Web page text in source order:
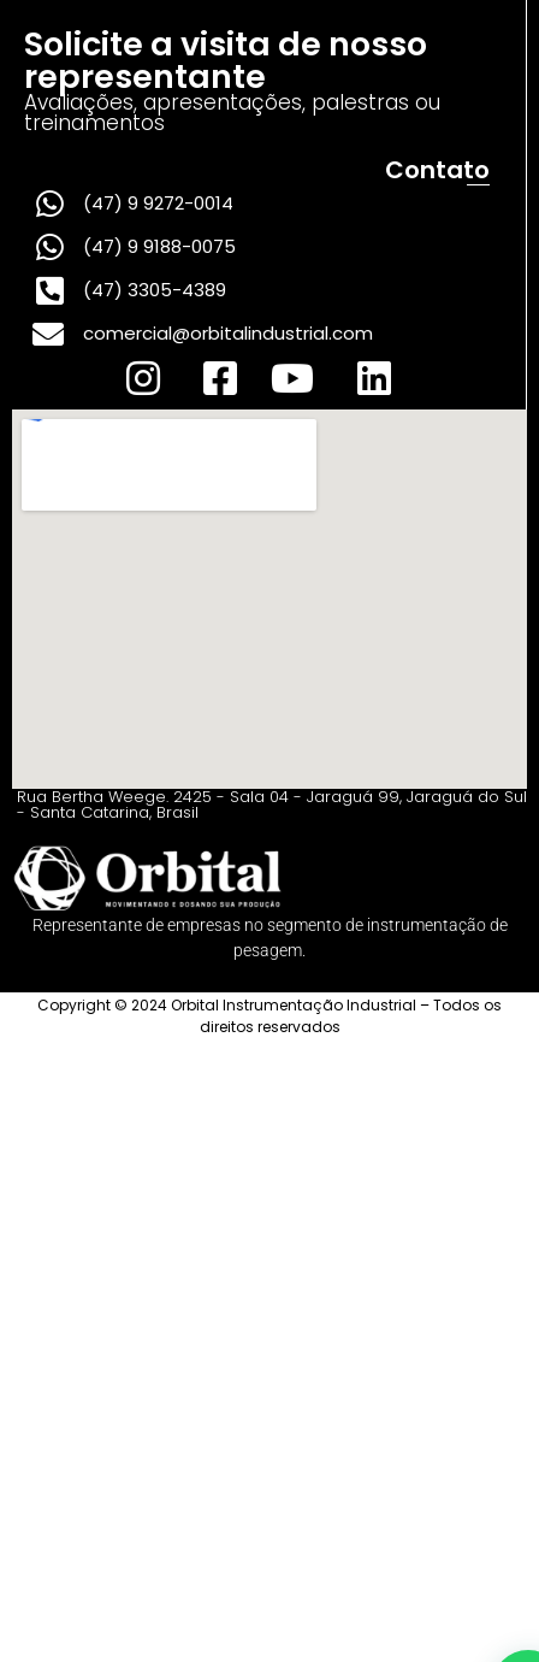
Solicite a visita de nosso
representante
Avaliações, apresentações, palestras ou
treinamentos
Contato
(47) 9 9272-0014
(47) 9 9188-0075
(47) 3305-4389
comercial@orbitalindustrial.com
Rua Bertha Weege. 2425 - Sala 04 - Jaraguá 99, Jaraguá do Sul
- Santa Catarina, Brasil
Representante de empresas no segmento de instrumentação de
pesagem.
Copyright © 2024 Orbital Instrumentação Industrial – Todos os
direitos reservados